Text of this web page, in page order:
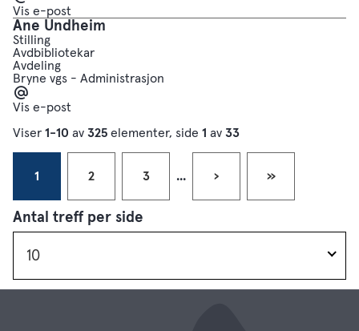
post
Vis e-post
Ane Undheim
Stilling
Avdbibliotekar
Avdeling
Bryne vgs - Administrasjon
post
Vis e-post
Viser 1-10 av 325 elementer, side 1 av 33
1 2 3 ... › »
Antal treff per side
10